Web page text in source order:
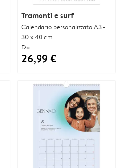
Tramonti e surf
Calendario personalizzato A3 -
30 x 40 cm
Da
26,99 €